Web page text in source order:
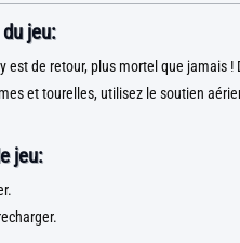
jeu:
est de retour, plus mortel que jamais
et tourelles, utilisez le soutien
jeu: